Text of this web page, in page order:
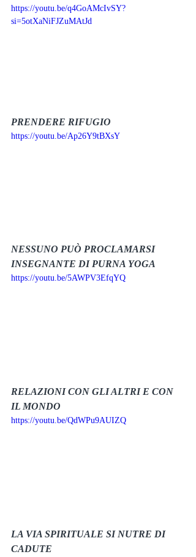
https://youtu.be/q4GoAMcIvSY?
si=5otXaNiFJZuMAtJd
PRENDERE RIFUGIO
https://youtu.be/Ap26Y9tBXsY
NESSUNO PUÒ PROCLAMARSI
INSEGNANTE DI PURNA YOGA
https://youtu.be/5AWPV3EfqYQ
RELAZIONI CON GLI ALTRI E CON
IL MONDO
https://youtu.be/QdWPu9AUIZQ
LA VIA SPIRITUALE SI NUTRE DI
CADUTE